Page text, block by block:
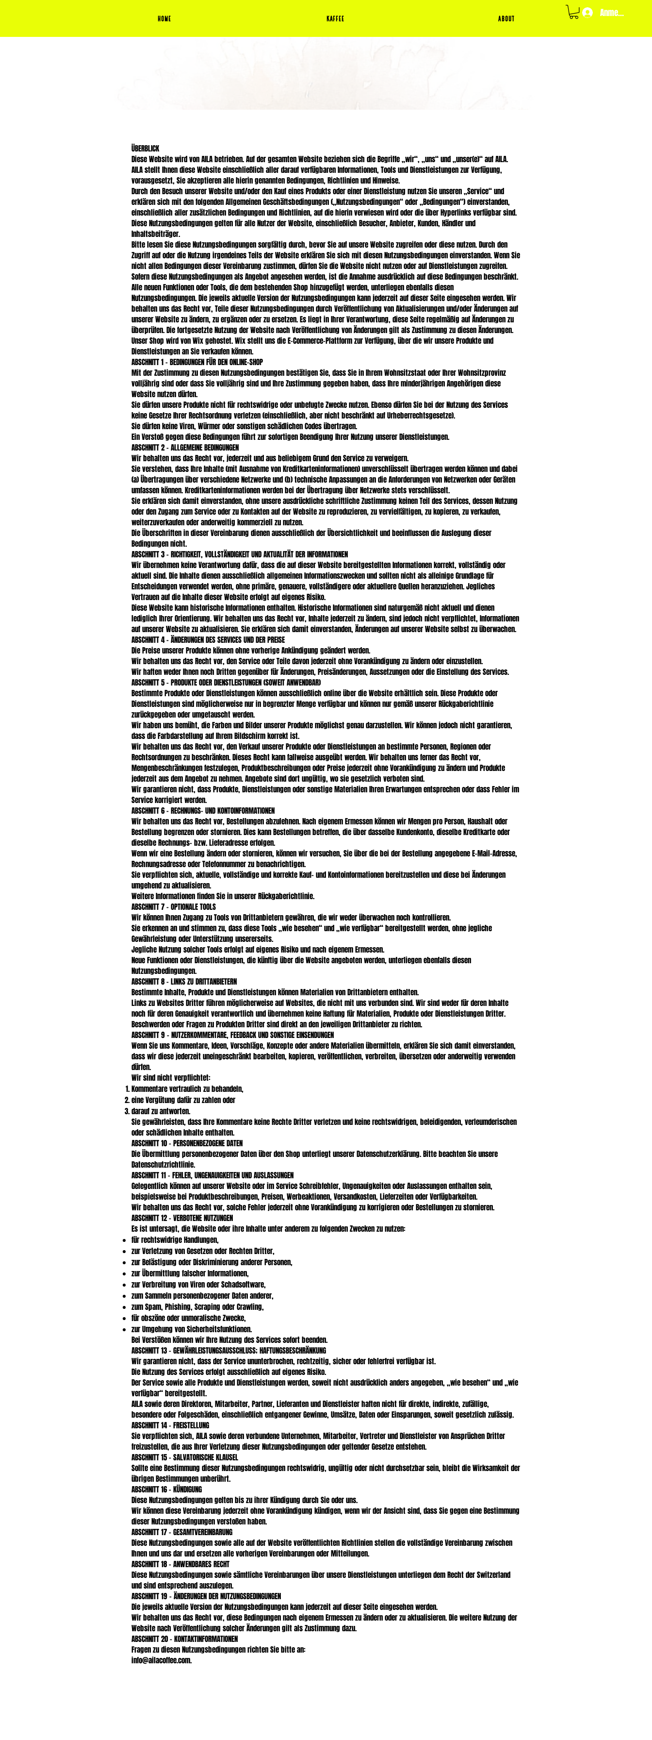
Home Kaffee About
Anmelden
ÜBERBLICK
Diese Website wird von AILA betrieben. Auf der gesamten Website beziehen sich die Begriffe „wir“, „uns“ und „unser(e)“ auf AILA.
AILA stellt Ihnen diese Website einschließlich aller darauf verfügbaren Informationen, Tools und Dienstleistungen zur Verfügung,
vorausgesetzt, Sie akzeptieren alle hierin genannten Bedingungen, Richtlinien und Hinweise.
Durch den Besuch unserer Website und/oder den Kauf eines Produkts oder einer Dienstleistung nutzen Sie unseren „Service“ und
erklären sich mit den folgenden Allgemeinen Geschäftsbedingungen („Nutzungsbedingungen“ oder „Bedingungen“) einverstanden,
einschließlich aller zusätzlichen Bedingungen und Richtlinien, auf die hierin verwiesen wird oder die über Hyperlinks verfügbar sind.
Diese Nutzungsbedingungen gelten für alle Nutzer der Website, einschließlich Besucher, Anbieter, Kunden, Händler und
Inhaltsbeiträger.
Bitte lesen Sie diese Nutzungsbedingungen sorgfältig durch, bevor Sie auf unsere Website zugreifen oder diese nutzen. Durch den
Zugriff auf oder die Nutzung irgendeines Teils der Website erklären Sie sich mit diesen Nutzungsbedingungen einverstanden. Wenn Sie
nicht allen Bedingungen dieser Vereinbarung zustimmen, dürfen Sie die Website nicht nutzen oder auf Dienstleistungen zugreifen.
Sofern diese Nutzungsbedingungen als Angebot angesehen werden, ist die Annahme ausdrücklich auf diese Bedingungen beschränkt.
Alle neuen Funktionen oder Tools, die dem bestehenden Shop hinzugefügt werden, unterliegen ebenfalls diesen
Nutzungsbedingungen. Die jeweils aktuelle Version der Nutzungsbedingungen kann jederzeit auf dieser Seite eingesehen werden. Wir
behalten uns das Recht vor, Teile dieser Nutzungsbedingungen durch Veröffentlichung von Aktualisierungen und/oder Änderungen auf
unserer Website zu ändern, zu ergänzen oder zu ersetzen. Es liegt in Ihrer Verantwortung, diese Seite regelmäßig auf Änderungen zu
überprüfen. Die fortgesetzte Nutzung der Website nach Veröffentlichung von Änderungen gilt als Zustimmung zu diesen Änderungen.
Unser Shop wird von Wix gehostet. Wix stellt uns die E-Commerce-Plattform zur Verfügung, über die wir unsere Produkte und
Dienstleistungen an Sie verkaufen können.
ABSCHNITT 1 – BEDINGUNGEN FÜR DEN ONLINE-SHOP
Mit der Zustimmung zu diesen Nutzungsbedingungen bestätigen Sie, dass Sie in Ihrem Wohnsitzstaat oder Ihrer Wohnsitzprovinz
volljährig sind oder dass Sie volljährig sind und Ihre Zustimmung gegeben haben, dass Ihre minderjährigen Angehörigen diese
Website nutzen dürfen.
Sie dürfen unsere Produkte nicht für rechtswidrige oder unbefugte Zwecke nutzen. Ebenso dürfen Sie bei der Nutzung des Services
keine Gesetze Ihrer Rechtsordnung verletzen (einschließlich, aber nicht beschränkt auf Urheberrechtsgesetze).
Sie dürfen keine Viren, Würmer oder sonstigen schädlichen Codes übertragen.
Ein Verstoß gegen diese Bedingungen führt zur sofortigen Beendigung Ihrer Nutzung unserer Dienstleistungen.
ABSCHNITT 2 – ALLGEMEINE BEDINGUNGEN
Wir behalten uns das Recht vor, jederzeit und aus beliebigem Grund den Service zu verweigern.
Sie verstehen, dass Ihre Inhalte (mit Ausnahme von Kreditkarteninformationen) unverschlüsselt übertragen werden können und dabei
(a) Übertragungen über verschiedene Netzwerke und (b) technische Anpassungen an die Anforderungen von Netzwerken oder Geräten
umfassen können. Kreditkarteninformationen werden bei der Übertragung über Netzwerke stets verschlüsselt.
Sie erklären sich damit einverstanden, ohne unsere ausdrückliche schriftliche Zustimmung keinen Teil des Services, dessen Nutzung
oder den Zugang zum Service oder zu Kontakten auf der Website zu reproduzieren, zu vervielfältigen, zu kopieren, zu verkaufen,
weiterzuverkaufen oder anderweitig kommerziell zu nutzen.
Die Überschriften in dieser Vereinbarung dienen ausschließlich der Übersichtlichkeit und beeinflussen die Auslegung dieser
Bedingungen nicht.
ABSCHNITT 3 – RICHTIGKEIT, VOLLSTÄNDIGKEIT UND AKTUALITÄT DER INFORMATIONEN
Wir übernehmen keine Verantwortung dafür, dass die auf dieser Website bereitgestellten Informationen korrekt, vollständig oder
aktuell sind. Die Inhalte dienen ausschließlich allgemeinen Informationszwecken und sollten nicht als alleinige Grundlage für
Entscheidungen verwendet werden, ohne primäre, genauere, vollständigere oder aktuellere Quellen heranzuziehen. Jegliches
Vertrauen auf die Inhalte dieser Website erfolgt auf eigenes Risiko.
Diese Website kann historische Informationen enthalten. Historische Informationen sind naturgemäß nicht aktuell und dienen
lediglich Ihrer Orientierung. Wir behalten uns das Recht vor, Inhalte jederzeit zu ändern, sind jedoch nicht verpflichtet, Informationen
auf unserer Website zu aktualisieren. Sie erklären sich damit einverstanden, Änderungen auf unserer Website selbst zu überwachen.
ABSCHNITT 4 – ÄNDERUNGEN DES SERVICES UND DER PREISE
Die Preise unserer Produkte können ohne vorherige Ankündigung geändert werden.
Wir behalten uns das Recht vor, den Service oder Teile davon jederzeit ohne Vorankündigung zu ändern oder einzustellen.
Wir haften weder Ihnen noch Dritten gegenüber für Änderungen, Preisänderungen, Aussetzungen oder die Einstellung des Services.
ABSCHNITT 5 – PRODUKTE ODER DIENSTLEISTUNGEN (SOWEIT ANWENDBAR)
Bestimmte Produkte oder Dienstleistungen können ausschließlich online über die Website erhältlich sein. Diese Produkte oder
Dienstleistungen sind möglicherweise nur in begrenzter Menge verfügbar und können nur gemäß unserer Rückgaberichtlinie
zurückgegeben oder umgetauscht werden.
Wir haben uns bemüht, die Farben und Bilder unserer Produkte möglichst genau darzustellen. Wir können jedoch nicht garantieren,
dass die Farbdarstellung auf Ihrem Bildschirm korrekt ist.
Wir behalten uns das Recht vor, den Verkauf unserer Produkte oder Dienstleistungen an bestimmte Personen, Regionen oder
Rechtsordnungen zu beschränken. Dieses Recht kann fallweise ausgeübt werden. Wir behalten uns ferner das Recht vor,
Mengenbeschränkungen festzulegen, Produktbeschreibungen oder Preise jederzeit ohne Vorankündigung zu ändern und Produkte
jederzeit aus dem Angebot zu nehmen. Angebote sind dort ungültig, wo sie gesetzlich verboten sind.
Wir garantieren nicht, dass Produkte, Dienstleistungen oder sonstige Materialien Ihren Erwartungen entsprechen oder dass Fehler im
Service korrigiert werden.
ABSCHNITT 6 – RECHNUNGS- UND KONTOINFORMATIONEN
Wir behalten uns das Recht vor, Bestellungen abzulehnen. Nach eigenem Ermessen können wir Mengen pro Person, Haushalt oder
Bestellung begrenzen oder stornieren. Dies kann Bestellungen betreffen, die über dasselbe Kundenkonto, dieselbe Kreditkarte oder
dieselbe Rechnungs- bzw. Lieferadresse erfolgen.
Wenn wir eine Bestellung ändern oder stornieren, können wir versuchen, Sie über die bei der Bestellung angegebene E-Mail-Adresse,
Rechnungsadresse oder Telefonnummer zu benachrichtigen.
Sie verpflichten sich, aktuelle, vollständige und korrekte Kauf- und Kontoinformationen bereitzustellen und diese bei Änderungen
umgehend zu aktualisieren.
Weitere Informationen finden Sie in unserer Rückgaberichtlinie.
ABSCHNITT 7 – OPTIONALE TOOLS
Wir können Ihnen Zugang zu Tools von Drittanbietern gewähren, die wir weder überwachen noch kontrollieren.
Sie erkennen an und stimmen zu, dass diese Tools „wie besehen“ und „wie verfügbar“ bereitgestellt werden, ohne jegliche
Gewährleistung oder Unterstützung unsererseits.
Jegliche Nutzung solcher Tools erfolgt auf eigenes Risiko und nach eigenem Ermessen.
Neue Funktionen oder Dienstleistungen, die künftig über die Website angeboten werden, unterliegen ebenfalls diesen
Nutzungsbedingungen.
ABSCHNITT 8 – LINKS ZU DRITTANBIETERN
Bestimmte Inhalte, Produkte und Dienstleistungen können Materialien von Drittanbietern enthalten.
Links zu Websites Dritter führen möglicherweise auf Websites, die nicht mit uns verbunden sind. Wir sind weder für deren Inhalte
noch für deren Genauigkeit verantwortlich und übernehmen keine Haftung für Materialien, Produkte oder Dienstleistungen Dritter.
Beschwerden oder Fragen zu Produkten Dritter sind direkt an den jeweiligen Drittanbieter zu richten.
ABSCHNITT 9 – NUTZERKOMMENTARE, FEEDBACK UND SONSTIGE EINSENDUNGEN
Wenn Sie uns Kommentare, Ideen, Vorschläge, Konzepte oder andere Materialien übermitteln, erklären Sie sich damit einverstanden,
dass wir diese jederzeit uneingeschränkt bearbeiten, kopieren, veröffentlichen, verbreiten, übersetzen oder anderweitig verwenden
dürfen.
Wir sind nicht verpflichtet:
Kommentare vertraulich zu behandeln,
eine Vergütung dafür zu zahlen oder
darauf zu antworten.
Sie gewährleisten, dass Ihre Kommentare keine Rechte Dritter verletzen und keine rechtswidrigen, beleidigenden, verleumderischen
oder schädlichen Inhalte enthalten.
ABSCHNITT 10 – PERSONENBEZOGENE DATEN
Die Übermittlung personenbezogener Daten über den Shop unterliegt unserer Datenschutzerklärung. Bitte beachten Sie unsere
Datenschutzrichtlinie.
ABSCHNITT 11 – FEHLER, UNGENAUIGKEITEN UND AUSLASSUNGEN
Gelegentlich können auf unserer Website oder im Service Schreibfehler, Ungenauigkeiten oder Auslassungen enthalten sein,
beispielsweise bei Produktbeschreibungen, Preisen, Werbeaktionen, Versandkosten, Lieferzeiten oder Verfügbarkeiten.
Wir behalten uns das Recht vor, solche Fehler jederzeit ohne Vorankündigung zu korrigieren oder Bestellungen zu stornieren.
ABSCHNITT 12 – VERBOTENE NUTZUNGEN
Es ist untersagt, die Website oder ihre Inhalte unter anderem zu folgenden Zwecken zu nutzen:
für rechtswidrige Handlungen,
zur Verletzung von Gesetzen oder Rechten Dritter,
zur Belästigung oder Diskriminierung anderer Personen,
zur Übermittlung falscher Informationen,
zur Verbreitung von Viren oder Schadsoftware,
zum Sammeln personenbezogener Daten anderer,
zum Spam, Phishing, Scraping oder Crawling,
für obszöne oder unmoralische Zwecke,
zur Umgehung von Sicherheitsfunktionen.
Bei Verstößen können wir Ihre Nutzung des Services sofort beenden.
ABSCHNITT 13 – GEWÄHRLEISTUNGSAUSSCHLUSS; HAFTUNGSBESCHRÄNKUNG
Wir garantieren nicht, dass der Service ununterbrochen, rechtzeitig, sicher oder fehlerfrei verfügbar ist.
Die Nutzung des Services erfolgt ausschließlich auf eigenes Risiko.
Der Service sowie alle Produkte und Dienstleistungen werden, soweit nicht ausdrücklich anders angegeben, „wie besehen“ und „wie
verfügbar“ bereitgestellt.
AILA sowie deren Direktoren, Mitarbeiter, Partner, Lieferanten und Dienstleister haften nicht für direkte, indirekte, zufällige,
besondere oder Folgeschäden, einschließlich entgangener Gewinne, Umsätze, Daten oder Einsparungen, soweit gesetzlich zulässig.
ABSCHNITT 14 – FREISTELLUNG
Sie verpflichten sich, AILA sowie deren verbundene Unternehmen, Mitarbeiter, Vertreter und Dienstleister von Ansprüchen Dritter
freizustellen, die aus Ihrer Verletzung dieser Nutzungsbedingungen oder geltender Gesetze entstehen.
ABSCHNITT 15 – SALVATORISCHE KLAUSEL
Sollte eine Bestimmung dieser Nutzungsbedingungen rechtswidrig, ungültig oder nicht durchsetzbar sein, bleibt die Wirksamkeit der
übrigen Bestimmungen unberührt.
ABSCHNITT 16 – KÜNDIGUNG
Diese Nutzungsbedingungen gelten bis zu ihrer Kündigung durch Sie oder uns.
Wir können diese Vereinbarung jederzeit ohne Vorankündigung kündigen, wenn wir der Ansicht sind, dass Sie gegen eine Bestimmung
dieser Nutzungsbedingungen verstoßen haben.
ABSCHNITT 17 – GESAMTVEREINBARUNG
Diese Nutzungsbedingungen sowie alle auf der Website veröffentlichten Richtlinien stellen die vollständige Vereinbarung zwischen
Ihnen und uns dar und ersetzen alle vorherigen Vereinbarungen oder Mitteilungen.
ABSCHNITT 18 – ANWENDBARES RECHT
Diese Nutzungsbedingungen sowie sämtliche Vereinbarungen über unsere Dienstleistungen unterliegen dem Recht der Switzerland
und sind entsprechend auszulegen.
ABSCHNITT 19 – ÄNDERUNGEN DER NUTZUNGSBEDINGUNGEN
Die jeweils aktuelle Version der Nutzungsbedingungen kann jederzeit auf dieser Seite eingesehen werden.
Wir behalten uns das Recht vor, diese Bedingungen nach eigenem Ermessen zu ändern oder zu aktualisieren. Die weitere Nutzung der
Website nach Veröffentlichung solcher Änderungen gilt als Zustimmung dazu.
ABSCHNITT 20 – KONTAKTINFORMATIONEN
Fragen zu diesen Nutzungsbedingungen richten Sie bitte an:
info@ailacoffee.com.